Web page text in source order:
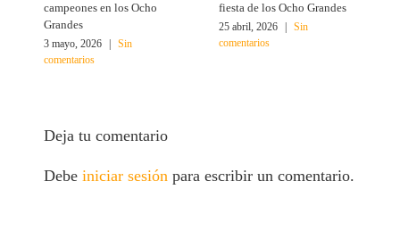
campeones en los Ocho
Grandes
3 mayo, 2026
Sin
comentarios
fiesta de los Ocho Grandes
25 abril, 2026
Sin
comentarios
Deja tu comentario
Debeiniciar sesiónpara escribir un comentario.